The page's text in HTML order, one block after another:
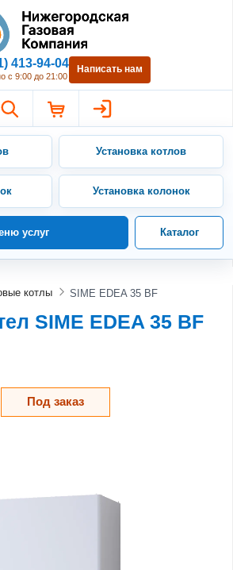
Нижегородская Газовая
413-94-04
с 9:00 до 21:00
Написать нам
Установка котлов
Установка колонок
услуг Каталог
котлы SIME EDEA 35 BF
SIME EDEA 35 BF
Под заказ